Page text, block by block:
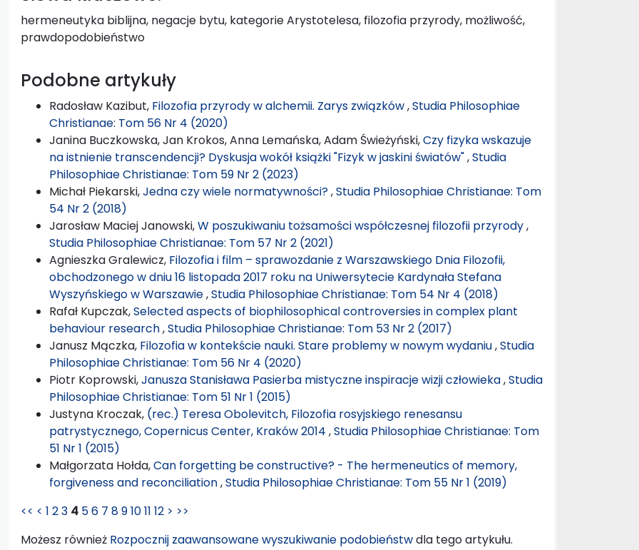
hermeneutyka biblijna, negacje bytu, kategorie Arystotelesa, filozofia przyrody, możliwość,
prawdopodobieństwo
Podobne artykuły
Radosław Kazibut, Filozofia przyrody w alchemii. Zarys związków,Studia Philosophiae
Christianae: Tom 56 Nr 4 (2020)
Janina Buczkowska, Jan Krokos, Anna Lemańska, Adam Świeżyński,Czy fizyka wskazuje
na istnienie transcendencji? Dyskusja wokół książki "Fizyk w jaskini światów",Studia
Philosophiae Christianae: Tom 59 Nr 2 (2023)
Michał Piekarski,Jedna czy wiele normatywności?,Studia Philosophiae Christianae: Tom
54 Nr 2 (2018)
Jarosław Maciej Janowski,W poszukiwaniu tożsamości współczesnej filozofii przyrody,
Studia Philosophiae Christianae: Tom 57 Nr 2 (2021)
Agnieszka Gralewicz, Filozofia i film – sprawozdanie z Warszawskiego Dnia Filozofii,
obchodzonego w dniu 16 listopada 2017 roku na Uniwersytecie Kardynała Stefana
Wyszyńskiego w Warszawie,Studia Philosophiae Christianae: Tom 54 Nr 4 (2018)
Rafał Kupczak,Selected aspects of biophilosophical controversies in complex plant
behaviour research,Studia Philosophiae Christianae: Tom 53 Nr 2 (2017)
Janusz Mączka, Filozofia w kontekście nauki. Stare problemy w nowym wydaniu,Studia
Philosophiae Christianae: Tom 56 Nr 4 (2020)
Piotr Koprowski,Janusza Stanisława Pasierba mistyczne inspiracje wizji człowieka,Studia
Philosophiae Christianae: Tom 51 Nr 1 (2015)
Justyna Kroczak, (rec.) Teresa Obolevitch, Filozofia rosyjskiego renesansu
patrystycznego, Copernicus Center, Kraków 2014 ,Studia Philosophiae Christianae: Tom
51 Nr 1 (2015)
Małgorzata Hołda,Can forgetting be constructive? - The hermeneutics of memory,
forgiveness and reconciliation,Studia Philosophiae Christianae: Tom 55 Nr 1 (2019)
<< < 1 23 4 56 7 891011 12 > >>
Możesz również Rozpocznij zaawansowane wyszukiwanie podobieństwdla tego artykułu.